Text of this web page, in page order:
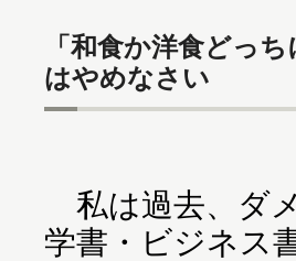
「和食か洋食どっ
はやめなさい
私は過去、ダ
学書・ビジネス